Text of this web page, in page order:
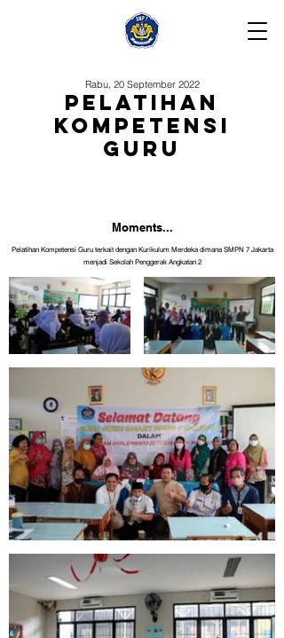
Rabu, 20 September 2022
Pelatihan
Kompetensi
Guru
Moments...
Pelatihan Kompetensi Guru terkait dengan Kurikulum Merdeka dimana SMPN 7 Jakarta
menjadi Sekolah Penggerak Angkatan 2